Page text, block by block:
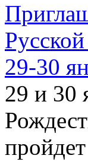
29-30
29 и 30